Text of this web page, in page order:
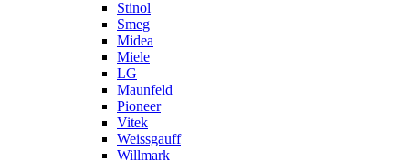
Stinol
Smeg
Midea
Miele
LG
Maunfeld
Pioneer
Vitek
Weissgauff
Willmark